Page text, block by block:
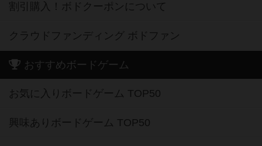
割引購入！ボドクーポンについて
クラウドファンディング ボドファン
おすすめボードゲーム
お気に入りボードゲーム TOP50
興味ありボードゲーム TOP50